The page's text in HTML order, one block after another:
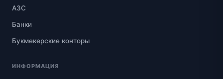
АЗС
Банки
Букмекерские конторы
ИНФОРМАЦИЯ